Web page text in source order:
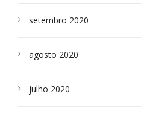
setembro 2020
agosto 2020
julho 2020